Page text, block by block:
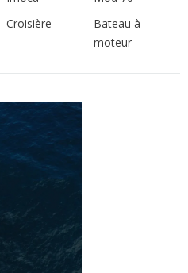
Croisière
Bateau à
moteur